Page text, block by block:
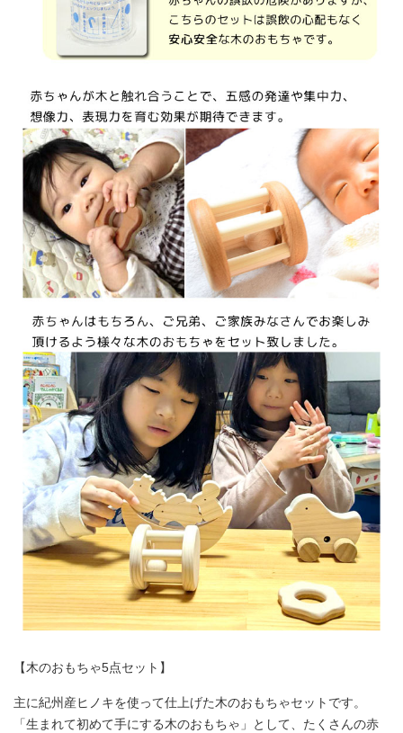
【木のおもちゃ5点セット】
主に紀州産ヒノキを使って仕上げた木のおもちゃセットです。
「生まれて初めて手にする木のおもちゃ」として、たくさんの赤